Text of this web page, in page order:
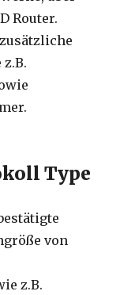
Router.
Type
von
z.B.